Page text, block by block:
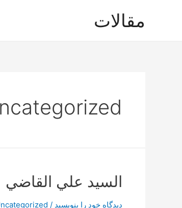
مقالات
السيد علي القاضي
دیدگاه‌ خود را بنویسید /